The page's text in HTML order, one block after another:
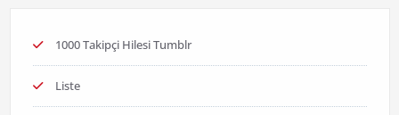
1000 Takipçi Hilesi Tumblr
Liste